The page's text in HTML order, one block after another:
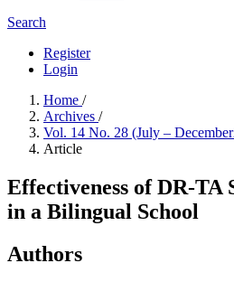
Search
Register
Login
Home /
Archives /
Vol. 14 No. 28 (July –
Article
Effectiveness of DR-
in a Bilingual School
Authors